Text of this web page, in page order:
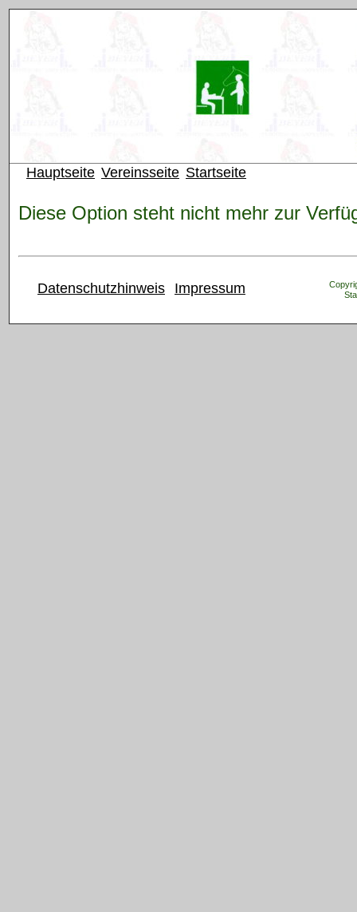
Hauptseite Vereinsseite Startseite
Diese Option steht nicht mehr zur
Datenschutzhinweis Impressum